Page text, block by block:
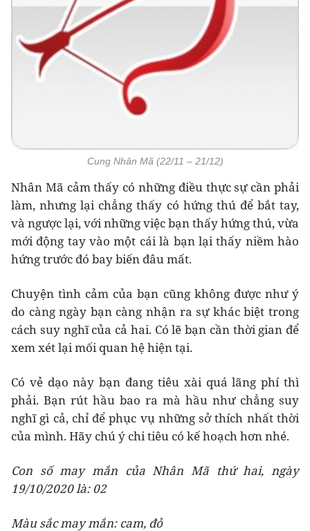
Cung Nhân Mã (22/11 – 21/12)
Nhân Mã cảm thấy có những điều thực sự cần phải
làm, nhưng lại chẳng thấy có hứng thú để bắt tay,
và ngược lại, với những việc bạn thấy hứng thú, vừa
mới động tay vào một cái là bạn lại thấy niềm hào
hứng trước đó bay biến đâu mất.
Chuyện tình cảm của bạn cũng không được như ý
do càng ngày bạn càng nhận ra sự khác biệt trong
cách suy nghĩ của cả hai. Có lẽ bạn cần thời gian để
xem xét lại mối quan hệ hiện tại.
Có vẻ dạo này bạn đang tiêu xài quá lãng phí thì
phải. Bạn rút hầu bao ra mà hầu như chẳng suy
nghĩ gì cả, chỉ để phục vụ những sở thích nhất thời
của mình. Hãy chú ý chi tiêu có kế hoạch hơn nhé.
Con số may mắn của Nhân Mã thứ hai, ngày
19/10/2020 là: 02
Màu sắc may mắn: cam, đỏ